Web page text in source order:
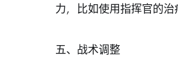
力，比如使用指挥官的治
五、战术调整